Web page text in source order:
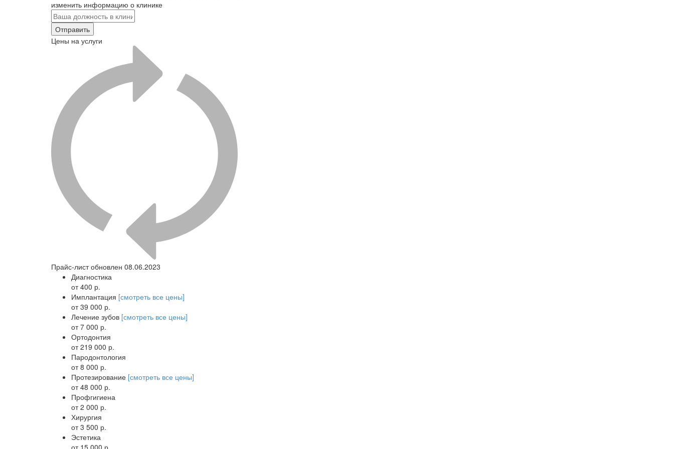
изменить информацию о клинике
Отправить
Цены на услуги
Прайс-лист обновлен 08.06.2023
Диагностика
от 400 р.
Имплантация [смотреть все цены]
от 39 000 р.
Лечение зубов [смотреть все цены]
от 7 000 р.
Ортодонтия
от 219 000 р.
Пародонтология
от 8 000 р.
Протезирование [смотреть все цены]
от 48 000 р.
Профгигиена
от 2 000 р.
Хирургия
от 3 500 р.
Эстетика
от 15 000 р.